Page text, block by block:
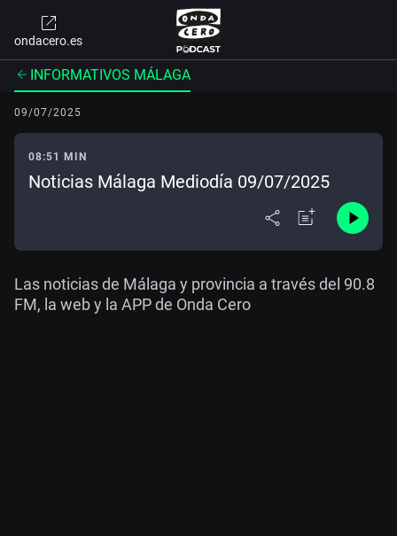
ondacero.es
INFORMATIVOS MÁLAGA
09/07/2025
08:51 MIN
Noticias Málaga Mediodía 09/07/2025
Las noticias de Málaga y provincia a través del 90.8
FM, la web y la APP de Onda Cero